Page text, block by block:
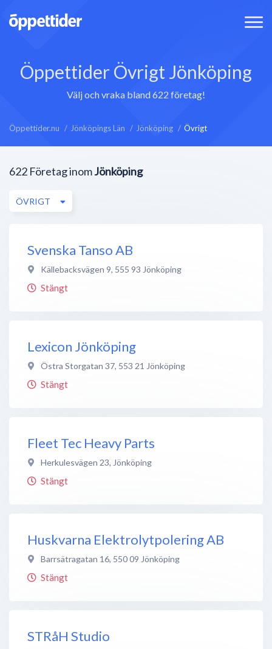
Öppettider Övrigt Jönköping
Välj och vraka bland 622 företag!
Öppettider.nu Jönköpings Län Jönköping Övrigt
622 Företag inomJönköping
ÖVRIGT
Svenska Tanso AB
Källebacksvägen 9, 555 93 Jönköping
Stängt
Lexicon Jönköping
Östra Storgatan 37, 553 21 Jönköping
Stängt
Fleet Tec Heavy Parts
Herkulesvägen 23, Jönköping
Stängt
Huskvarna Elektrolytpolering AB
Barrsätragatan 16, 550 09 Jönköping
Stängt
STRåH Studio